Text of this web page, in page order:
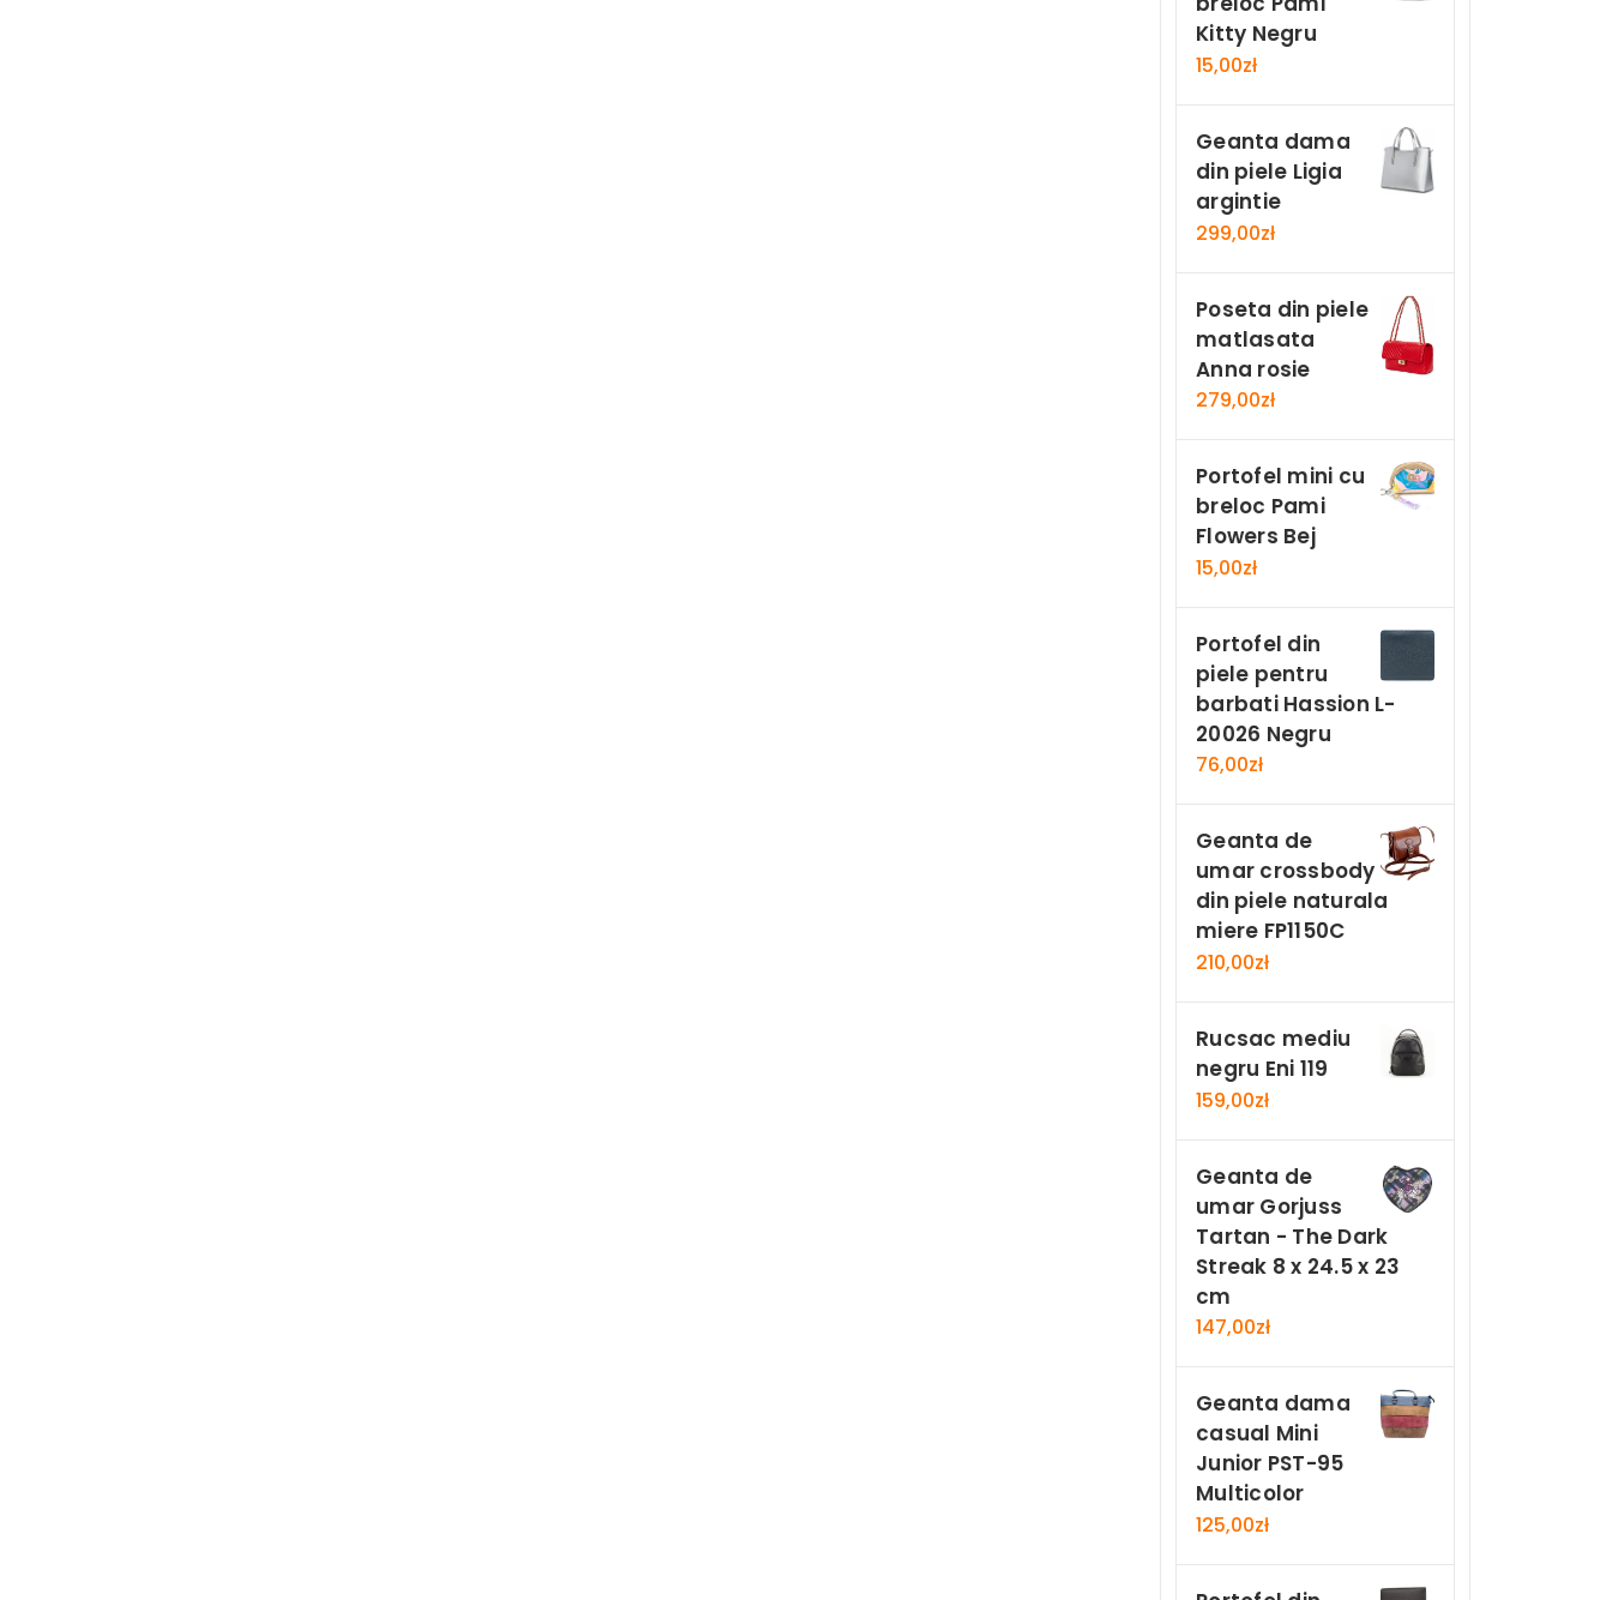
Kitty Negru
15,00zł
Geanta dama
din piele Ligia
argintie
299,00zł
Poseta din piele
matlasata
Anna rosie
279,00zł
Portofel mini cu
breloc Pami
Flowers Bej
15,00zł
Portofel din
piele pentru
barbati Hassion L-
20026 Negru
76,00zł
Geanta de
umar crossbody
din piele naturala
miere FP1150C
210,00zł
Rucsac mediu
negru Eni 119
159,00zł
Geanta de
umar Gorjuss
Tartan - The Dark
Streak 8 x 24.5 x 23
cm
147,00zł
Geanta dama
casual Mini
Junior PST-95
Multicolor
125,00zł